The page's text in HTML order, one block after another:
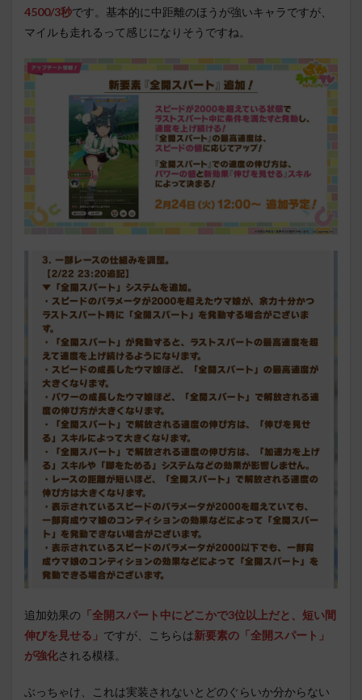
4500/3秒です。基本的に中距離のほうが強いキャラですが、
マイルも走れるって感じになりそうですね。
追加効果の 「全開スパート中にどこかで3位以上だと、短い間
伸びを見せる」 ですが、こちらは新要素の「全開スパート」
が強化される模様。
ぶっちゃけ、これは実装されないとどのぐらいか分からない